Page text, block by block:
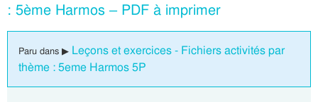
: 5ème Harmos – PDF à imprimer
Paru dans ▶ Leçons et exercices - Fichiers activités par
thème : 5eme Harmos 5P